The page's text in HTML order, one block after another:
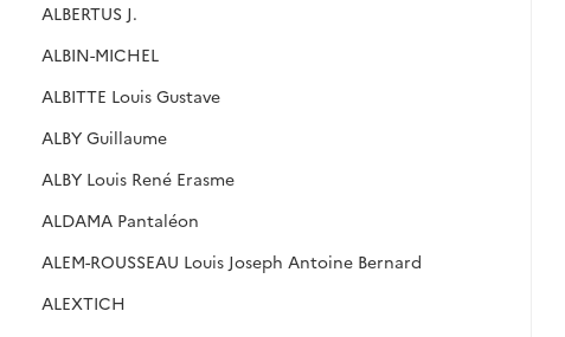
ALBERTUS J.
ALBIN-MICHEL
ALBITTE Louis Gustave
ALBY Guillaume
ALBY Louis René Erasme
ALDAMA Pantaléon
ALEM-ROUSSEAU Louis Joseph Antoine Bernard
ALEXTICH